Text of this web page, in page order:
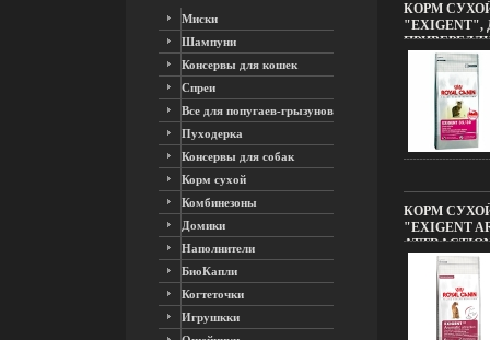
Миски
Шампуни
Консервы для кошек
Спреи
Все для попугаев-грызунов
Пуходерка
Консервы для собак
Корм сухой
Комбинезоны
Домики
Наполнители
БиоКапли
Когтеточки
Игрушкки
КОРМ СУХОЙ
ПРОДУКТА,
ДИЗАЙНЕ
КОРМ СУХОЙ
"EXIGENT
ПРОДУКТА,
ДИЗАЙНЕ
11605F.